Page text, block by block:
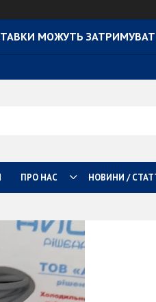
МОЖУТЬ
ПРО НАС НОВИНИ /